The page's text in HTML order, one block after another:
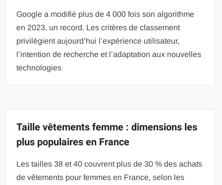
Google a modifié plus de 4 000 fois son algorithme
en 2023, un record. Les critères de classement
privilégient aujourd’hui l’expérience utilisateur,
l’intention de recherche et l’adaptation aux nouvelles
technologies
Taille vêtements femme : dimensions les
plus populaires en France
Les tailles 38 et 40 couvrent plus de 30 % des achats
de vêtements pour femmes en France, selon les